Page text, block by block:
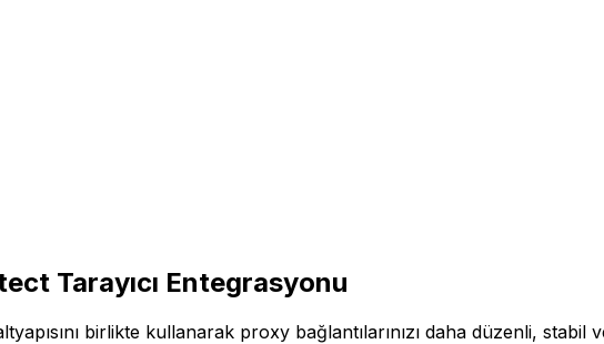
Tarayıcı Entegrasyonu
birlikte kullanarak proxy bağlantılarınızı daha düzenli,